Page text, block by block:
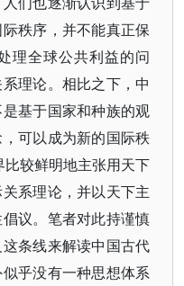
秩序，并不能真正保
理全球公共利益的问
理论。相比之下，中
基于国家和种族的观
可以成为新的国际秩
比较鲜明地主张用天下
系理论，并以天下主
议。笔者对此持谨慎
条线来解读中国古代
乎没有一种思想体系